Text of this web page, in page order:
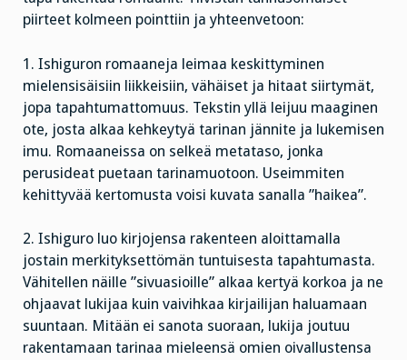
piirteet kolmeen pointtiin ja yhteenvetoon:
1. Ishiguron romaaneja leimaa keskittyminen
mielensisäisiin liikkeisiin, vähäiset ja hitaat siirtymät,
jopa tapahtumattomuus. Tekstin yllä leijuu maaginen
ote, josta alkaa kehkeytyä tarinan jännite ja lukemisen
imu. Romaaneissa on selkeä metataso, jonka
perusideat puetaan tarinamuotoon. Useimmiten
kehittyvää kertomusta voisi kuvata sanalla ”haikea”.
2. Ishiguro luo kirjojensa rakenteen aloittamalla
jostain merkityksettömän tuntuisesta tapahtumasta.
Vähitellen näille ”sivuasioille” alkaa kertyä korkoa ja ne
ohjaavat lukijaa kuin vaivihkaa kirjailijan haluamaan
suuntaan. Mitään ei sanota suoraan, lukija joutuu
rakentamaan tarinaa mieleensä omien oivallustensa